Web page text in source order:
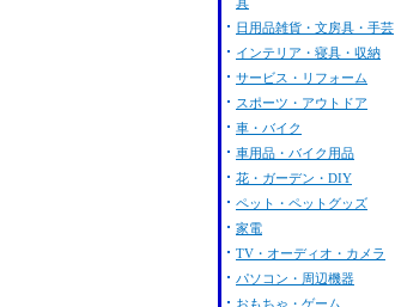
日用品雑貨・文房具・手芸
インテリア・寝具・収納
サービス・リフォーム
スポーツ・アウトドア
車・バイク
車用品・バイク用品
花・ガーデン・DIY
ペット・ペットグッズ
家電
TV・オーディオ・カメラ
パソコン・周辺機器
おもちゃ・ゲーム